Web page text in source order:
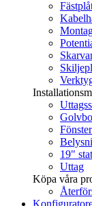
19"
Uttag
Köpa våra